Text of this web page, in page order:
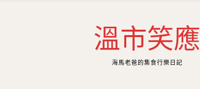
溫市笑應
海馬老爸的集食行樂日記